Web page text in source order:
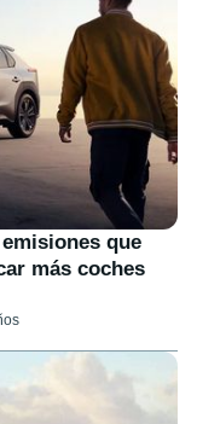
que
más coches